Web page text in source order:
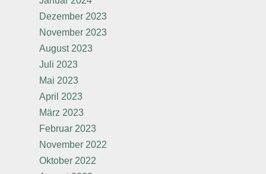
Dezember 2023
November 2023
August 2023
Juli 2023
Mai 2023
April 2023
März 2023
Februar 2023
November 2022
Oktober 2022